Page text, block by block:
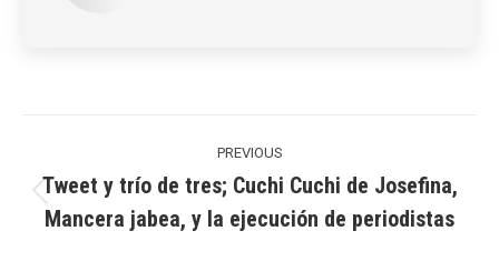
PREVIOUS
post:
Tweet y trío de tres; Cuchi Cuchi de Josefina,
Mancera jabea, y la ejecución de periodistas